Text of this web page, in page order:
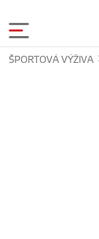
ŠPORTOVÁ VÝŽIVA